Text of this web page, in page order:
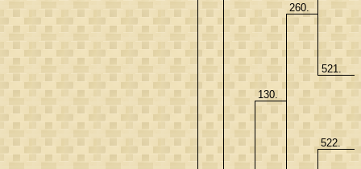
130.
260.
521.
522.